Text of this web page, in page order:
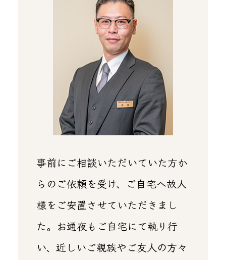
事前にご相談いただいていた方か
らのご依頼を受け、ご自宅へ故人
様をご安置させていただきまし
た。お通夜もご自宅にて執り行
い、近しいご親族やご友人の方々